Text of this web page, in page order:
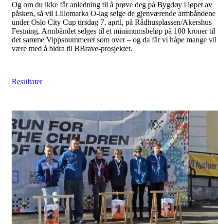
Og om du ikke får anledning til å prøve deg på Bygdøy i løpet av
påsken, så vil Lillomarka O-lag selge de gjenværende armbåndene
under Oslo City Cup tirsdag 7. april, på Rådhusplassen/Akershus
Festning. Armbåndet selges til et minimumsbeløp på 100 kroner til
det samme Vippsnummeret som over – og da får vi håpe mange vil
være med å bidra til BBrave-prosjektet.
Resultater